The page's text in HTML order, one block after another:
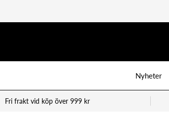
Nyheter
Fri frakt vid köp över 999 kr